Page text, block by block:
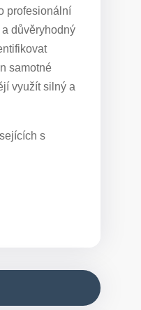
profesionální
důvěryhodný
samotné
využít silný a
s